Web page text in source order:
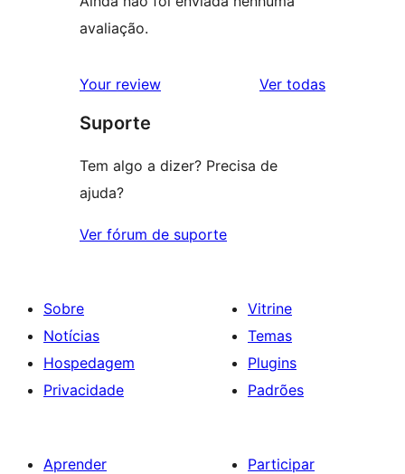
avaliação.
Your review Ver todasavaliações
Suporte
Tem algo a dizer? Precisa de
ajuda?
Ver fórum de suporte
Sobre
Notícias
Hospedagem
Privacidade
Vitrine
Temas
Plugins
Padrões
Aprender
Participar